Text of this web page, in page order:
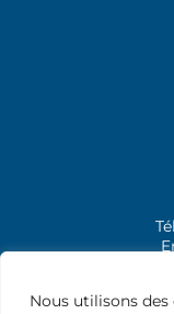
Nous utilisons